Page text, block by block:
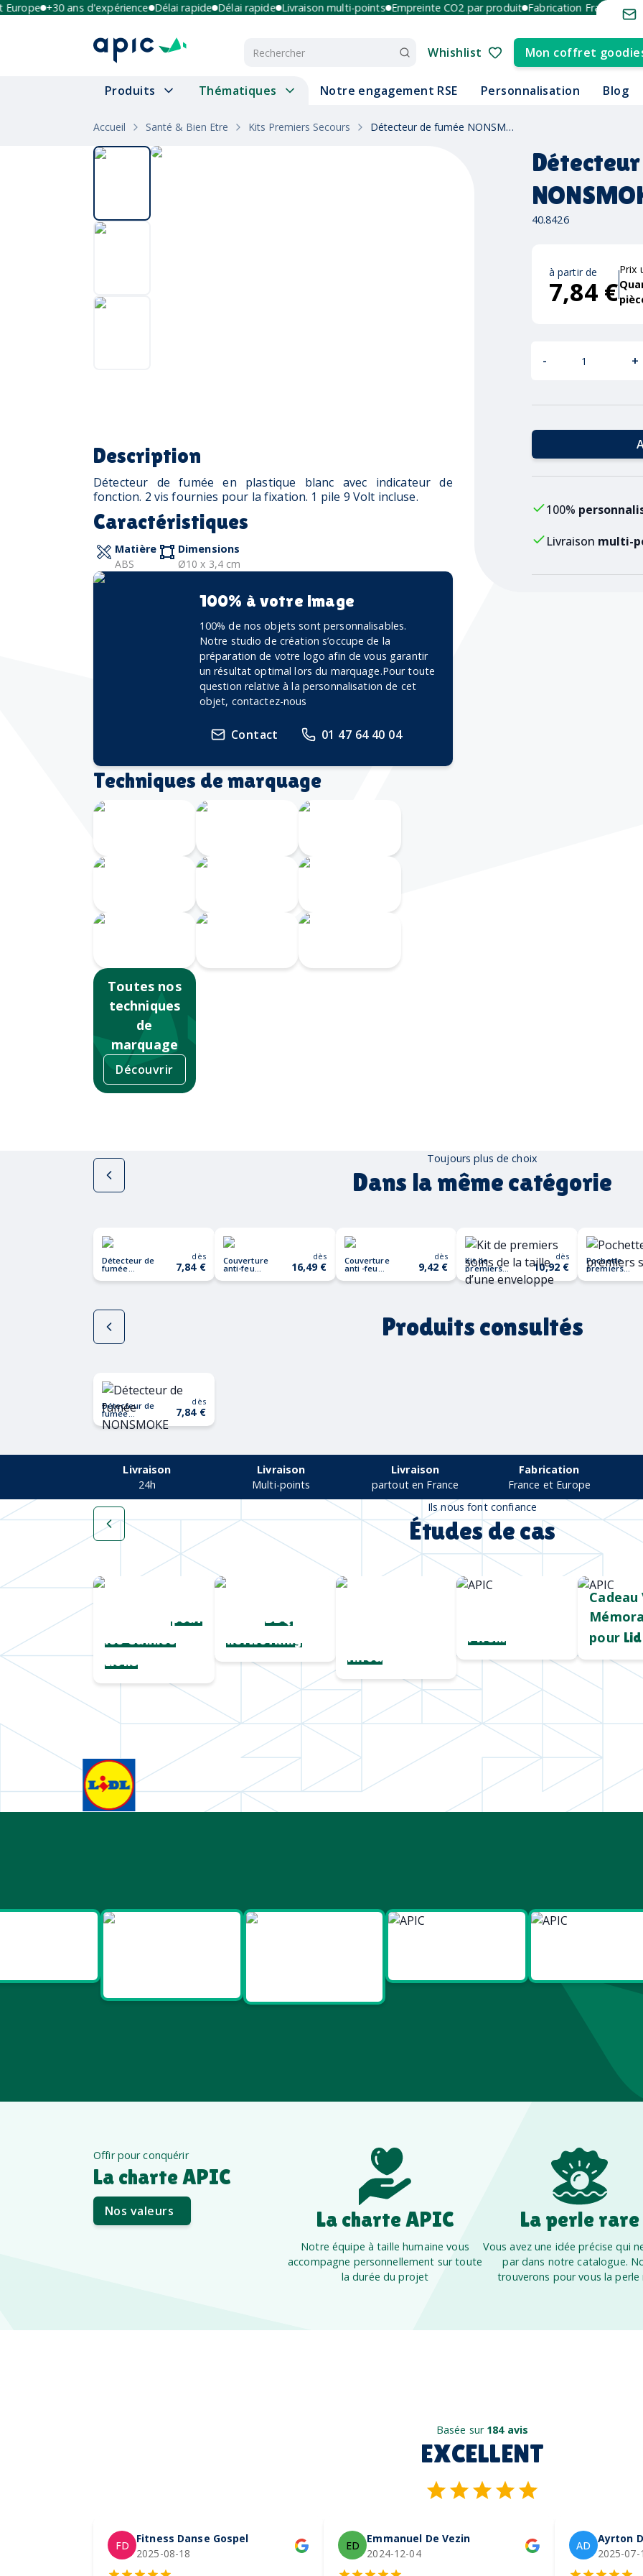
+30 ans d'expérience Délai rapide Délai rapide Livraison multi-points Empreinte CO2 par produit Fabrication France et
Whishlist Mon coffret
Produits Thématiques Notre engagement RSE Personnalisation Blog
Accueil Santé & Bien Etre Kits Premiers Secours Détecteur de fumée NONSMOKE
Description
Détecteur de fumée en plastique blanc avec indicateur de
fonction. 2 vis fournies pour la fixation. 1 pile 9 Volt incluse.
Caractéristiques
Matière
ABS
Dimensions
Ø10 x 3,4 cm
100% à votre image
100% de nos objets sont personnalisables.
Notre studio de création s’occupe de la
préparation de votre logo afin de vous garantir
un résultat optimal lors du marquage.Pour toute
question relative à la personnalisation de cet
objet, contactez-nous
Contact 01 47 64 40 04
Techniques de marquage
Toutes nos
techniques
de
marquage
Découvrir
40.8426
à partir de
7,84 €
Prix
- +
100%
Livraison multi-
Toujours plus de choix
Dans la même catégorie
Détecteur de
fumée
dès
7,84 € Couverture
anti-feu
VATRA
dès
16,49 € Couverture
anti -feu
BLAKE
dès
9,42 € Kit de
premiers
soins de la
taille d’une
dès
10,92 € Pochette
premiers
Produits consultés
Détecteur de
fumée
NONSMOKE
dès
7,84 €
Livraison
24h
Livraison
Multi-points
Livraison
partout en France
Fabrication
France et Europe
Ils nous font confiance
Études de cas
pour
les Cannes
Lions
BBQ
networking
Hiroa
Pirelli
Cadeau
pour
Offir pour conquérir
La charte APIC
Nos valeurs La charte APIC
Notre équipe à taille humaine vous
accompagne personnellement sur toute
la durée du projet
La perle rare
Vous avez une idée précise qui
par dans notre catalogue.
trouverons pour vous la perle
Basée sur 184 avis
EXCELLENT
FD
Fitness Danse Gospel
2025-08-18
ED
Emmanuel De Vezin
2024-12-04
AD Ayrton
2025-07-